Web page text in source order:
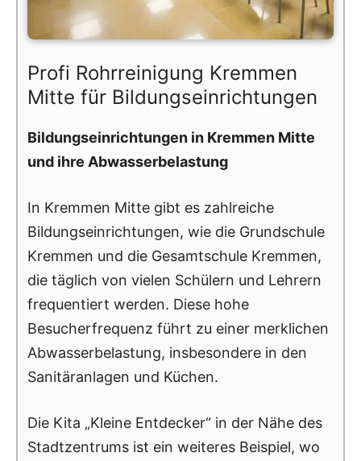
Profi Rohrreinigung Kremmen
Mitte für Bildungseinrichtungen
Bildungseinrichtungen in Kremmen Mitte
und ihre Abwasserbelastung
In Kremmen Mitte gibt es zahlreiche
Bildungseinrichtungen, wie die Grundschule
Kremmen und die Gesamtschule Kremmen,
die täglich von vielen Schülern und Lehrern
frequentiert werden. Diese hohe
Besucherfrequenz führt zu einer merklichen
Abwasserbelastung, insbesondere in den
Sanitäranlagen und Küchen.
Die Kita „Kleine Entdecker“ in der Nähe des
Stadtzentrums ist ein weiteres Beispiel, wo